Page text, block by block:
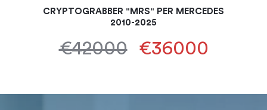
CRYPTOGRABBER "MRS" PER MERCEDES
2010-2025
€42000 €36000